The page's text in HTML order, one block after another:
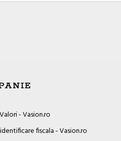
- Vasion.ro
fiscala - Vasion.ro